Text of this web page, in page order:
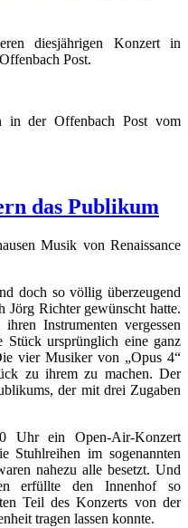
diesjährigen Konzert in
Post.
in der Offenbach Post vom
das Publikum
Musik von Renaissance
doch so völlig überzeugend
Jörg Richter gewünscht hatte.
Instrumenten vergessen
Stück ursprünglich eine ganz
vier Musiker von „Opus 4“
zu ihrem zu machen. Der
der mit drei Zugaben
Uhr ein Open-Air-Konzert
Stuhlreihen im sogenannten
nahezu alle besetzt. Und
erfüllte den Innenhof so
Teil des Konzerts von der
tragen lassen konnte.